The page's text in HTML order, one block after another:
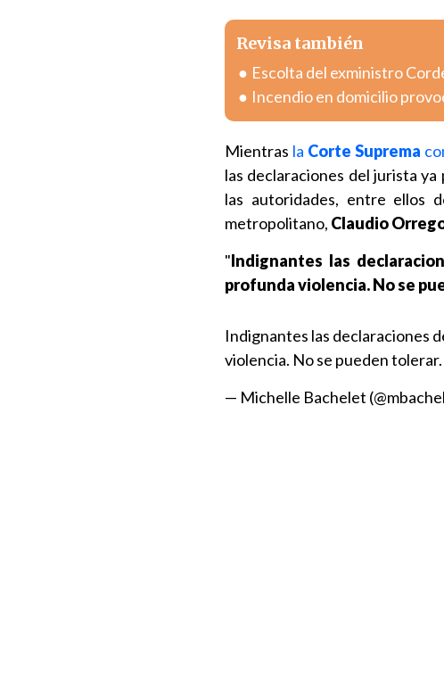
Revisa también
Escolta del exministro
Incendio en domicilio
Mientras la Corte Suprema
las declaraciones del jurista
las autoridades, entre ellos
metropolitano, Claudio
"Indignantes las
profunda violencia. No se
Indignantes las declaraciones
violencia. No se pueden tolerar.
— Michelle Bachelet